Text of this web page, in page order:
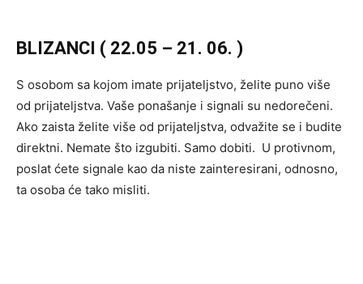
BLIZANCI ( 22.05 – 21. 06. )
S osobom sa kojom imate prijateljstvo, želite puno više
od prijateljstva. Vaše ponašanje i signali su nedorečeni.
Ako zaista želite više od prijateljstva, odvažite se i budite
direktni. Nemate što izgubiti. Samo dobiti. U protivnom,
poslat ćete signale kao da niste zainteresirani, odnosno,
ta osoba će tako misliti.